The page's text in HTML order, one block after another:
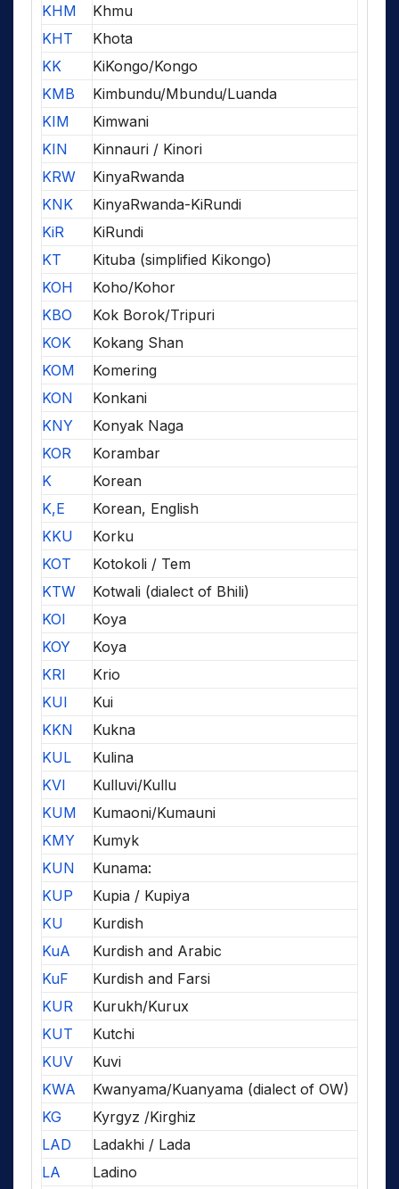
KHM
Khmu
KHT
Khota
KK
KiKongo/Kongo
KMB
Kimbundu/Mbundu/Luanda
KIM
Kimwani
KIN
Kinnauri / Kinori
KRW
KinyaRwanda
KNK
KinyaRwanda-KiRundi
KiR
KiRundi
KT
Kituba (simplified Kikongo)
KOH
Koho/Kohor
KBO
Kok Borok/Tripuri
KOK
Kokang Shan
KOM
Komering
KON
Konkani
KNY
Konyak Naga
KOR
Korambar
K
Korean
K,E
Korean, English
KKU
Korku
KOT
Kotokoli / Tem
KTW
Kotwali (dialect of Bhili)
KOI
Koya
KOY
Koya
KRI
Krio
KUI
Kui
KKN
Kukna
KUL
Kulina
KVI
Kulluvi/Kullu
KUM
Kumaoni/Kumauni
KMY
Kumyk
KUN
Kunama:
KUP
Kupia / Kupiya
KU
Kurdish
KuA
Kurdish and Arabic
KuF
Kurdish and Farsi
KUR
Kurukh/Kurux
KUT
Kutchi
KUV
Kuvi
KWA
Kwanyama/Kuanyama (dialect of OW)
KG
Kyrgyz /Kirghiz
LAD
Ladakhi / Lada
LA
Ladino